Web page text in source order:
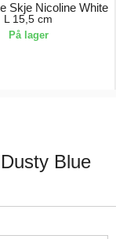
Skje Nicoline White
L 15,5 cm
På lager
Blue